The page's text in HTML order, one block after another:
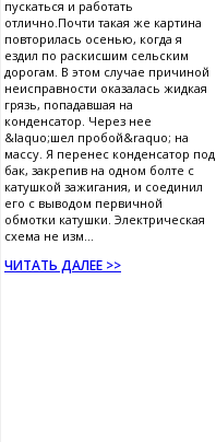
пускаться и работать
отлично.Почти такая же картина
повторилась осенью, когда я
ездил по раскисшим сельским
дорогам. В этом случае причиной
неисправности оказалась жидкая
грязь, попадавшая на
конденсатор. Через нее
&laquo;шел пробой&raquo; на
массу. Я перенес конденсатор под
бак, закрепив на одном болте с
катушкой зажигания, и соединил
его с выводом первичной
обмотки катушки. Электрическая
схема не изм...
ЧИТАТЬ ДАЛЕЕ >>